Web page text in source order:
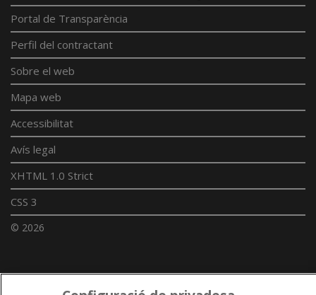
Portal de Transparència
Perfil del contractant
Sobre el web
Mapa web
Accessibilitat
Avís legal
XHTML 1.0 Strict
CSS 3
© 2026